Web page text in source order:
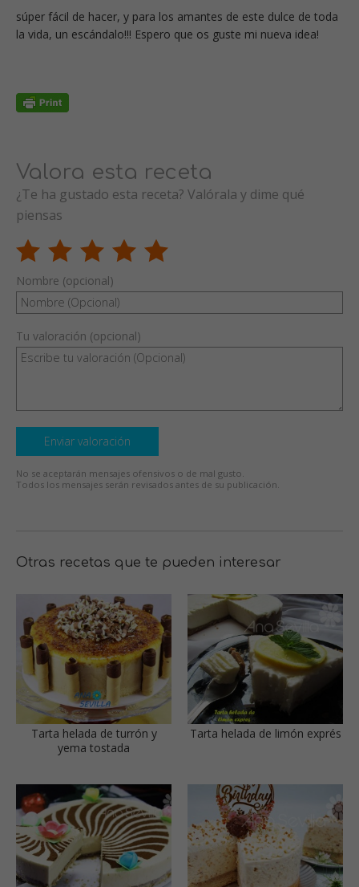
súper fácil de hacer, y para los amantes de este dulce de toda
la vida, un escándalo!!! Espero que os guste mi nueva idea!
Valora esta receta
¿Te ha gustado esta receta? Valórala y dime qué
piensas
Nombre (opcional)
Tu valoración (opcional)
Enviar valoración
No se aceptarán mensajes ofensivos o de mal gusto.
Todos los mensajes serán revisados antes de su publicación.
Otras recetas que te pueden interesar
Tarta helada de turrón y
yema tostada
Tarta helada de limón exprés